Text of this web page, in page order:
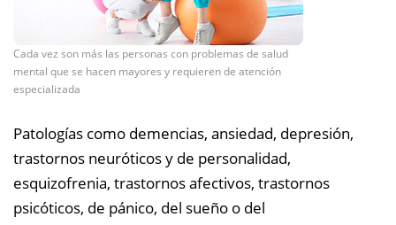
Cada vez son más las personas con problemas de salud
mental que se hacen mayores y requieren de atención
especializada
Patologías como demencias, ansiedad, depresión,
trastornos neuróticos y de personalidad,
esquizofrenia, trastornos afectivos, trastornos
psicóticos, de pánico, del sueño o del